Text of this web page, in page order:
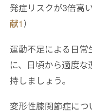
発症リスクが3倍高
献1）
運動不足による日
に、日頃から適度
持しましょう。
変形性膝関節症につ